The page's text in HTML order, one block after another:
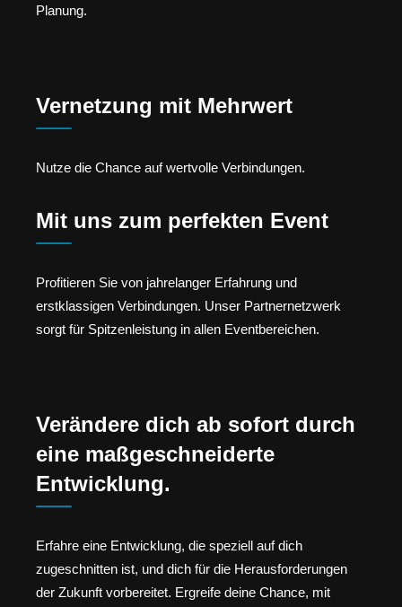
Planung.
Vernetzung mit Mehrwert
Nutze die Chance auf wertvolle Verbindungen.
Mit uns zum perfekten Event
Profitieren Sie von jahrelanger Erfahrung und
erstklassigen Verbindungen. Unser Partnernetzwerk
sorgt für Spitzenleistung in allen Eventbereichen.
Verändere dich ab sofort durch
eine maßgeschneiderte
Entwicklung.
Erfahre eine Entwicklung, die speziell auf dich
zugeschnitten ist, und dich für die Herausforderungen
der Zukunft vorbereitet. Ergreife deine Chance, mit